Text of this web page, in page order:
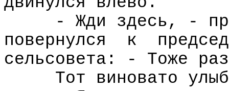
- Жди здесь, -
повернулся
к
сельсовета: - Тоже
Тот виновато